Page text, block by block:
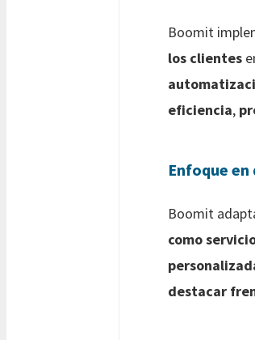
Boomit
los clientes
eficiencia,
Enfoque
Boomit
como
destacar